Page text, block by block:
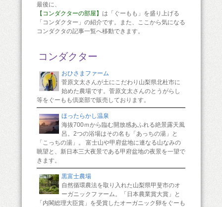
最後に、
【コンダクターの部屋】 は「ぐーもも」を盛り上げる
「コンダクター」の紹介です。また、ここから気になる
コンダクタの記事一覧へ移動できます。
コンダクター
おひさまファーム
菅原文太さんが土にこだわり山梨県北杜市に
始めた農場です。菅原文太さんのとうがらし
等をぐーもも倶楽部で販売しております。
ほったらかし温泉
海抜700ｍから臨む開放感あふれる絶景露天風
呂。2つの浴場はその名も「あっちの湯」と
「こっちの湯」。 富士山や甲府盆地に連なる山なみの
眺望と、新日本三大夜景である甲府盆地の夜景を一望で
きます。
黒富士農場
自然循環農法を取り入れた山梨県甲斐市のオ
ーガニックファーム。「日本農業賞大賞」と
「内閣総理大臣賞」を受賞したオーガニック卵をぐーも